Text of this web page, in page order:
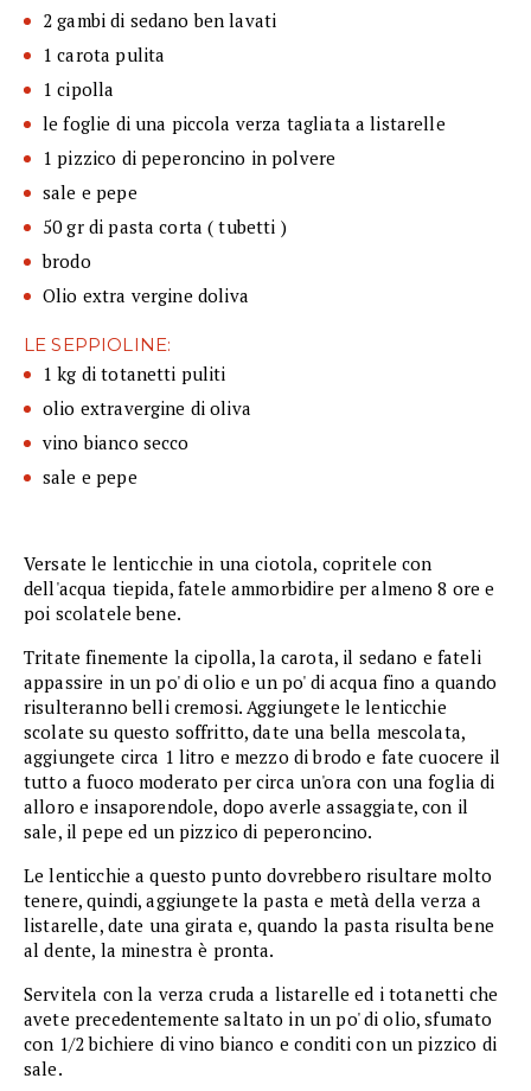
2 gambi di sedano ben lavati
1 carota pulita
1 cipolla
le foglie di una piccola verza tagliata a listarelle
1 pizzico di peperoncino in polvere
sale e pepe
50 gr di pasta corta ( tubetti )
brodo
Olio extra vergine doliva
LE SEPPIOLINE:
1 kg di totanetti puliti
olio extravergine di oliva
vino bianco secco
sale e pepe
Versate le lenticchie in una ciotola, copritele con
dell'acqua tiepida, fatele ammorbidire per almeno 8 ore e
poi scolatele bene.
Tritate finemente la cipolla, la carota, il sedano e fateli
appassire in un po' di olio e un po' di acqua fino a quando
risulteranno belli cremosi. Aggiungete le lenticchie
scolate su questo soffritto, date una bella mescolata,
aggiungete circa 1 litro e mezzo di brodo e fate cuocere il
tutto a fuoco moderato per circa un'ora con una foglia di
alloro e insaporendole, dopo averle assaggiate, con il
sale, il pepe ed un pizzico di peperoncino.
Le lenticchie a questo punto dovrebbero risultare molto
tenere, quindi, aggiungete la pasta e metà della verza a
listarelle, date una girata e, quando la pasta risulta bene
al dente, la minestra è pronta.
Servitela con la verza cruda a listarelle ed i totanetti che
avete precedentemente saltato in un po' di olio, sfumato
con 1/2 bichiere di vino bianco e conditi con un pizzico di
sale.